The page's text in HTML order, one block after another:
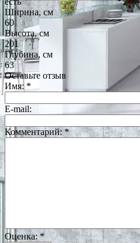
Ширина, см
60
Высота, см
201
Глубина, см
63
Оставьте отзыв
Имя: *
E-mail:
Комментарий:*
Оценка:*